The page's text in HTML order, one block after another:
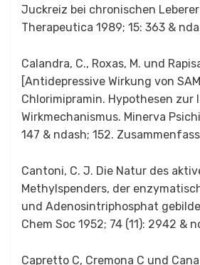
Juckreiz bei chronischen
Therapeutica 1989; 15: 363 &
Calandra, C., Roxas, M. und
[Antidepressive Wirkung von
Chlorimipramin. Hypothesen
Wirkmechanismus. Minerva
147 & ndash; 152.
Cantoni, C. J. Die Natur des
Methylspenders, der
und Adenosintriphosphat
Chem Soc 1952; 74 (11): 2942 &
Capretto C, Cremona C und